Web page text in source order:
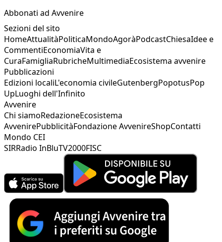
Abbonati ad Avvenire
Sezioni del sito
HomeAttualitàPoliticaMondoAgoràPodcastChiesaIdee e
CommentiEconomiaVita e
CuraFamigliaRubricheMultimediaEcosistema avvenire
Pubblicazioni
Edizioni localiL'economia civileGutenbergPopotusPop
UpLuoghi dell'Infinito
Avvenire
Chi siamoRedazioneEcosistema
AvvenirePubblicitàFondazione AvvenireShopContatti
Mondo CEI
SIRRadio InBluTV2000FISC